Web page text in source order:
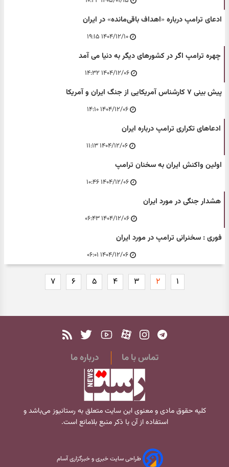
ادعای ترامپ درباره «اهداف باقی‌مانده» در ایران
۱۴۰۴/۱۲/۱۰ ۱۹:۱۵
چهره ترامپ اگر در کشورهای دیگر به دنیا می آمد
۱۴۰۴/۱۲/۰۶ ۱۴:۳۲
پیش بینی ۷ کارشناس آمریکایی از جنگ ایران و آمریکا
۱۴۰۴/۱۲/۰۶ ۱۴:۱۰
ادعاهای تکراری ترامپ درباره ایران
۱۴۰۴/۱۲/۰۶ ۱۱:۱۳
اولین واکنش ایران به سخنان ترامپ
۱۴۰۴/۱۲/۰۶ ۱۰:۴۶
هشدار جنگی در مورد ایران
۱۴۰۴/۱۲/۰۶ ۰۶:۴۳
فوری : سخنرانی ترامپ در مورد ایران
۱۴۰۴/۱۲/۰۶ ۰۶:۰۱
۱ ۲ ۳ ۴ ۵ ۶ ۷
تماس با ما درباره ما
کلیه حقوق مادی و معنوی این سایت متعلق به رستانیوز می‌باشد و
استفاده از آن با ذکر منبع بلامانع است.
طراحی سایت خبری و خبرگزاری آسام